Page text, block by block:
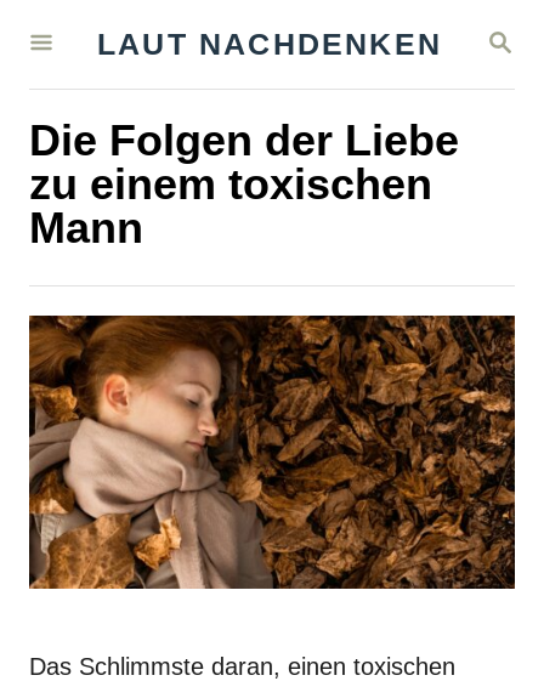
S
A
LAUT NACHDENKEN
Die Folgen der Liebe
zu einem toxischen
Mann
Das Schlimmste daran, einen toxischen